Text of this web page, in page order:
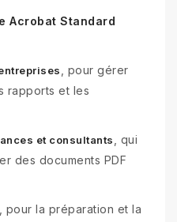
Acrobat Standard
, pour gérer
rapports et les
et consultants
, qui
des documents PDF
, pour la préparation et la